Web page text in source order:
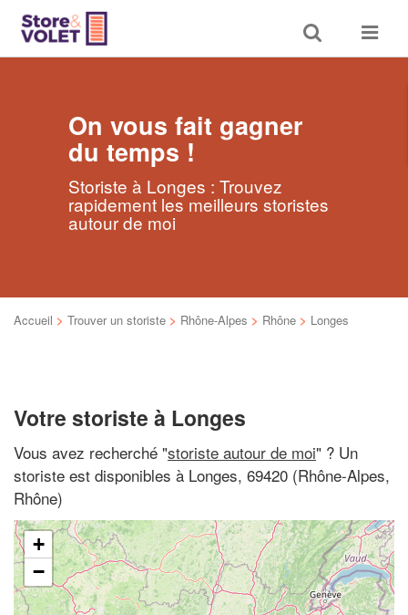
Toggle
search
Toggle
On vous fait gagner
du temps !
Storiste à Longes : Trouvez
rapidement les meilleurs storistes
autour de moi
Accueil > Trouver un storiste > Rhône-Alpes > Rhône > Longes
Votre storiste à Longes
Vous avez recherché "storiste autour de moi" ? Un
storiste est disponibles à Longes, 69420 (Rhône-Alpes,
Rhône)
+
−